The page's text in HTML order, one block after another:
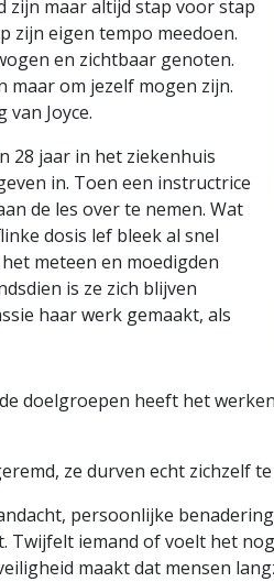
zijn maar altijd stap voor stap
zijn eigen tempo meedoen.
en zichtbaar genoten.
maar om jezelf mogen zijn.
Joyce.
28 jaar in het ziekenhuis
in. Toen een instructrice
de les over te nemen. Wat
dosis lef bleek al snel
meteen en moedigden
is ze zich blijven
haar werk gemaakt, als
doelgroepen heeft het
ze durven echt zichzelf te
persoonlijke
Twijfelt iemand of voelt het
maakt dat mensen